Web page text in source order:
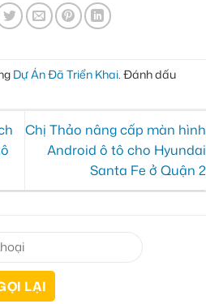
Dự Án Đã Triển Khai. Đánh dấu
Chị Thảo nâng cấp màn hình
Android ô tô cho Hyundai
Santa Fe ở Quận 2